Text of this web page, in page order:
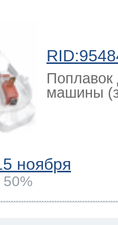
Поплавок
машины
ноября
50%